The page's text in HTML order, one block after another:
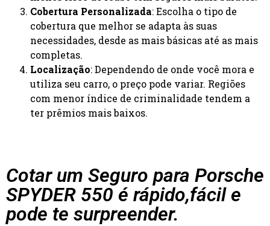
Cobertura Personalizada: Escolha o tipo de
cobertura que melhor se adapta às suas
necessidades, desde as mais básicas até as mais
completas.
Localização: Dependendo de onde você mora e
utiliza seu carro, o preço pode variar. Regiões
com menor índice de criminalidade tendem a
ter prêmios mais baixos.
Cotar um Seguro para Porsche
SPYDER 550 é rápido,fácil e
pode te surpreender.